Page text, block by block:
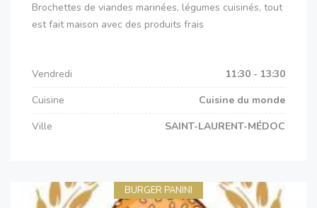
Brochettes de viandes marinées, légumes cuisinés, tout
est fait maison avec des produits frais
Vendredi
11:30 - 13:30
Cuisine
Cuisine du monde
Ville
SAINT-LAURENT-MÉDOC
BURGER PANINI